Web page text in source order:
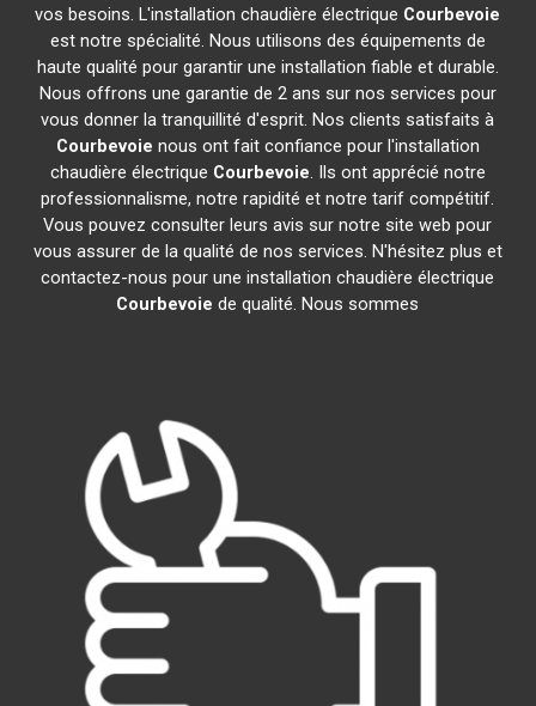
vos besoins. L'installation chaudière électrique Courbevoie
est notre spécialité. Nous utilisons des équipements de
haute qualité pour garantir une installation fiable et durable.
Nous offrons une garantie de 2 ans sur nos services pour
vous donner la tranquillité d'esprit. Nos clients satisfaits à
Courbevoie nous ont fait confiance pour l'installation
chaudière électrique Courbevoie. Ils ont apprécié notre
professionnalisme, notre rapidité et notre tarif compétitif.
Vous pouvez consulter leurs avis sur notre site web pour
vous assurer de la qualité de nos services. N'hésitez plus et
contactez-nous pour une installation chaudière électrique
Courbevoie de qualité. Nous sommes